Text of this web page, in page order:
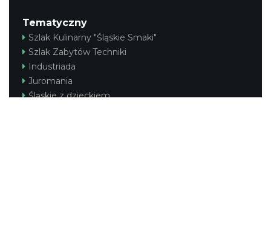
Tematyczny
Szlak Kulinarny "Śląskie Smaki"
Szlak Zabytów Techniki
Industriada
Juromania
Śląskie z dzieckiem